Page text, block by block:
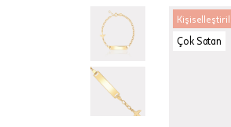
Çok Satan